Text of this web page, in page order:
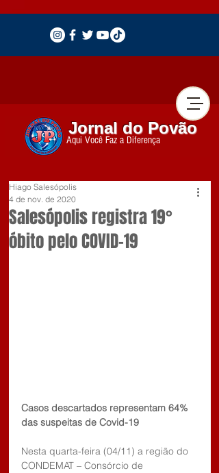
Jornal do Povão
Aqui Você Faz a Diferença
Salesópolis registra 19°
óbito pelo COVID-19
Hiago Salesópolis
4 de nov. de 2020
Casos descartados representam 64%
das suspeitas de Covid-19
Nesta quarta-feira (04/11) a região do
CONDEMAT – Consórcio de